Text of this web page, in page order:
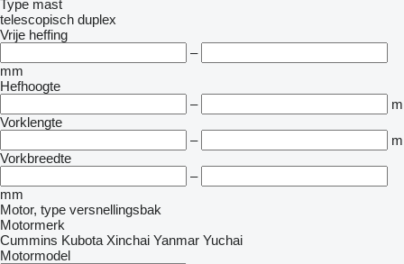
Type mast
telescopisch duplex
Vrije heffing
–
mm
Hefhoogte
–
m
Vorklengte
–
m
Vorkbreedte
–
mm
Motor, type versnellingsbak
Motormerk
Cummins Kubota Xinchai Yanmar Yuchai
Motormodel